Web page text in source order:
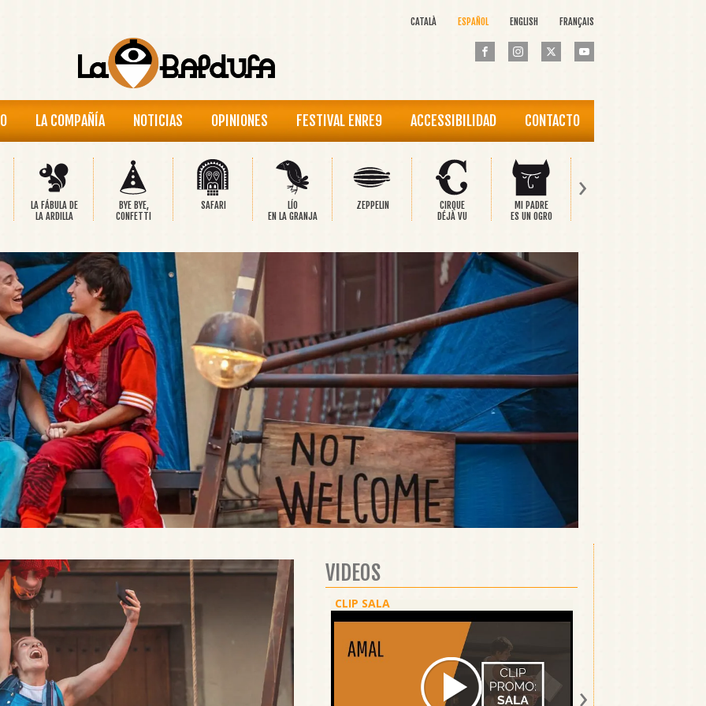
CATALÀ ESPAÑOL ENGLISH FRANÇAIS
LA COMPAÑÍA NOTICIAS OPINIONES FESTIVAL ENRE9 ACCESSIBILIDAD CONTACTO
LA FÁBULA DE
LA ARDILLA
BYE BYE,
CONFETTI
SAFARI
LÍO
EN LA GRANJA
ZEPPELIN
CIRQUE
DÉJÀ VU
MI PADRE
ES UN OGRO
›
VIDEOS
CLIP SALA CLIP CALLE
›